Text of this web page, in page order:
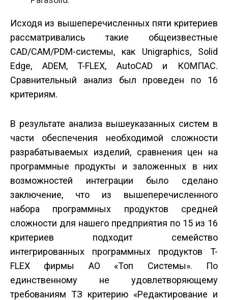
Исходя из вышеперечисленных пяти критериев
рассматривались такие общеизвестные
CAD/CAM/PDM-системы, как Unigraphics, Solid
Edge, ADEM, T-FLEX, AutoCAD и КОМПАС.
Сравнительный анализ был проведен по 16
критериям.
В результате анализа вышеуказанных систем в
части обеспечения необходимой сложности
разрабатываемых изделий, сравнения цен на
программные продукты и заложенных в них
возможностей интеграции было сделано
заключение, что из вышеперечисленного
набора программных продуктов средней
сложности для нашего предприятия по 15 из 16
критериев подходит семейство
интегрированных программных продуктов T-
FLEX фирмы AO «Топ Системы». По
единственному не удовлетворяющему
требованиям ТЗ критерию «Редактирование и